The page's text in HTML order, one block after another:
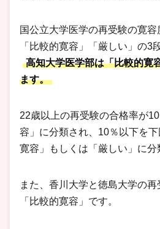
国公立大学医学の再受験の寛容
「比較的寛容」「厳しい」の3
高知大学医学部は「比較的寛
ます。
22歳以上の再受験の合格率が
容」に分類され、10％以下を
寛容」もしくは「厳しい」に分
また、香川大学と徳島大学の
「比較的寛容」です。